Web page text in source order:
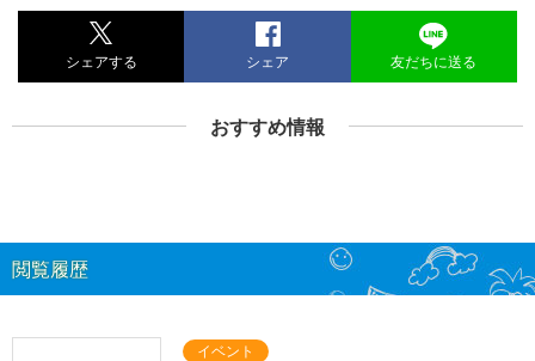
シェアする シェア 友だちに送る
おすすめ情報
閲覧履歴